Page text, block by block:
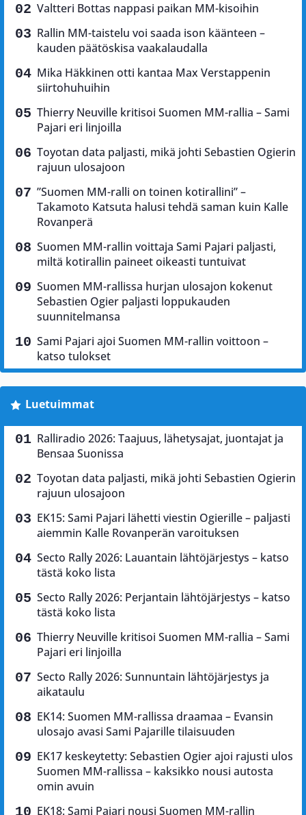
Valtteri Bottas nappasi paikan MM-kisoihin
Rallin MM-taistelu voi saada ison käänteen –
kauden päätöskisa vaakalaudalla
Mika Häkkinen otti kantaa Max Verstappenin
siirtohuhuihin
Thierry Neuville kritisoi Suomen MM-rallia – Sami
Pajari eri linjoilla
Toyotan data paljasti, mikä johti Sebastien Ogierin
rajuun ulosajoon
”Suomen MM-ralli on toinen kotirallini” –
Takamoto Katsuta halusi tehdä saman kuin Kalle
Rovanperä
Suomen MM-rallin voittaja Sami Pajari paljasti,
miltä kotirallin paineet oikeasti tuntuivat
Suomen MM-rallissa hurjan ulosajon kokenut
Sebastien Ogier paljasti loppukauden
suunnitelmansa
Sami Pajari ajoi Suomen MM-rallin voittoon –
katso tulokset
Luetuimmat
Ralliradio 2026: Taajuus, lähetysajat, juontajat ja
Bensaa Suonissa
Toyotan data paljasti, mikä johti Sebastien Ogierin
rajuun ulosajoon
EK15: Sami Pajari lähetti viestin Ogierille – paljasti
aiemmin Kalle Rovanperän varoituksen
Secto Rally 2026: Lauantain lähtöjärjestys – katso
tästä koko lista
Secto Rally 2026: Perjantain lähtöjärjestys – katso
tästä koko lista
Thierry Neuville kritisoi Suomen MM-rallia – Sami
Pajari eri linjoilla
Secto Rally 2026: Sunnuntain lähtöjärjestys ja
aikataulu
EK14: Suomen MM-rallissa draamaa – Evansin
ulosajo avasi Sami Pajarille tilaisuuden
EK17 keskeytetty: Sebastien Ogier ajoi rajusti ulos
Suomen MM-rallissa – kaksikko nousi autosta
omin avuin
EK18: Sami Pajari nousi Suomen MM-rallin